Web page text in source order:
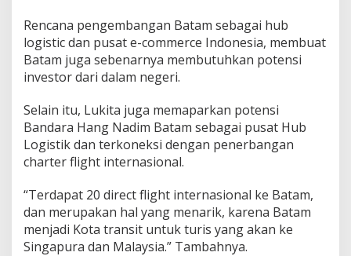
d
a
n
P
e
u
a
n
g
I
v
e
s
t
a
Rencana pengembangan Batam sebagai hub
logistic dan pusat e-commerce Indonesia, membuat
Batam juga sebenarnya membutuhkan potensi
investor dari dalam negeri.
Selain itu, Lukita juga memaparkan potensi
Bandara Hang Nadim Batam sebagai pusat Hub
Logistik dan terkoneksi dengan penerbangan
charter flight internasional.
“Terdapat 20 direct flight internasional ke Batam,
dan merupakan hal yang menarik, karena Batam
menjadi Kota transit untuk turis yang akan ke
Singapura dan Malaysia.” Tambahnya.